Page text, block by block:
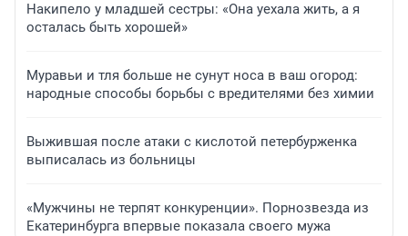
Накипело у младшей сестры: «Она уехала жить, а я
осталась быть хорошей»
Муравьи и тля больше не сунут носа в ваш огород:
народные способы борьбы с вредителями без химии
Выжившая после атаки с кислотой петербурженка
выписалась из больницы
«Мужчины не терпят конкуренции». Порнозвезда из
Екатеринбурга впервые показала своего мужа